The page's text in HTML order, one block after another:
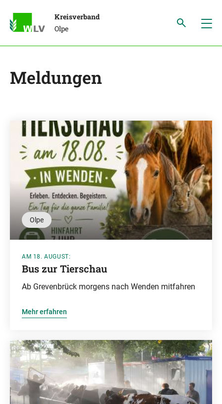
Kreisverband
Olpe
Meldungen
Olpe
AM 18. AUGUST:
Bus zur Tierschau
Ab Grevenbrück morgens nach Wenden mitfahren
Mehr erfahren